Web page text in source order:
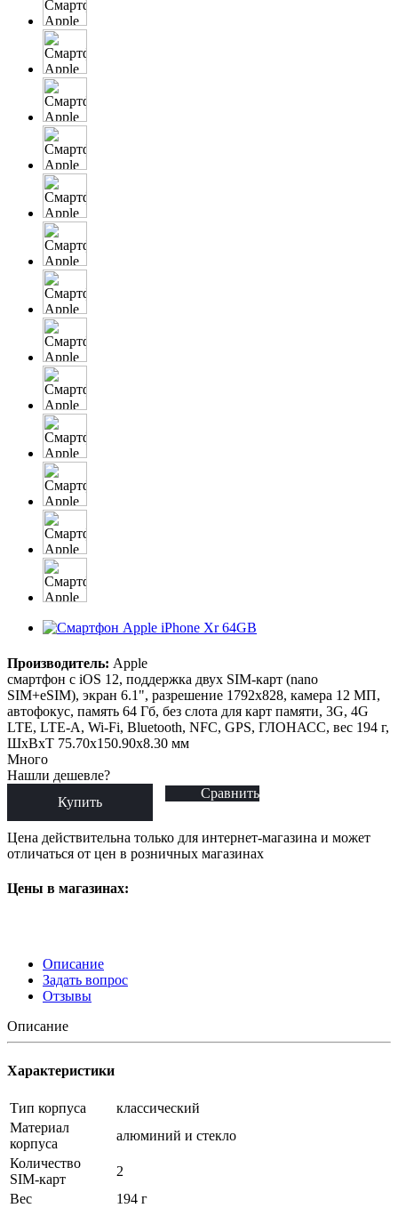
Производитель: Apple
смартфон с iOS 12, поддержка двух SIM-карт (nano
SIM+eSIM), экран 6.1", разрешение 1792x828, камера 12 МП,
автофокус, память 64 Гб, без слота для карт памяти, 3G, 4G
LTE, LTE-A, Wi-Fi, Bluetooth, NFC, GPS, ГЛОНАСС, вес 194 г,
ШxВxТ 75.70x150.90x8.30 мм
Много
Нашли дешевле?
Купить
Сравнить
Цена действительна только для интернет-магазина и может
отличаться от цен в розничных магазинах
Цены в магазинах:
Описание
Задать вопрос
Отзывы
Описание
Характеристики
Тип корпуса
классический
Материал
корпуса
алюминий и стекло
Количество
SIM-карт
2
Вес
194 г